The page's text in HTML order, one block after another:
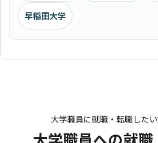
早稲田大学
大学職員に就職・転職した